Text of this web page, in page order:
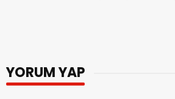
YORUM YAP